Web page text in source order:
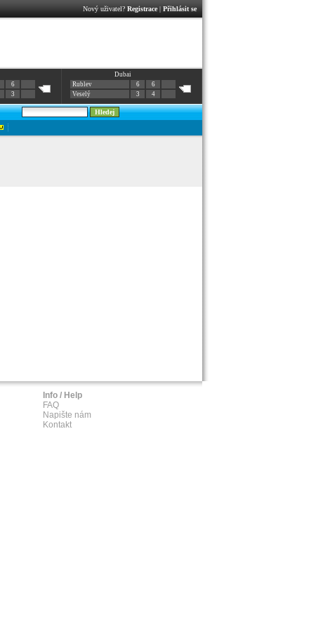
Nový uživatel? Registrace| Přihlásit se
6
3
Dubai
Rublev
6
6
Veselý
3 4
Info / Help
FAQ
Napište nám
Kontakt